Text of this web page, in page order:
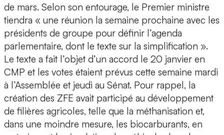
de mars. Selon son entourage, le Premier ministre
tiendra « une réunion la semaine prochaine avec les
présidents de groupe pour définir l’agenda
parlementaire, dont le texte sur la simplification ».
Le texte a fait l’objet d’un accord le 20 janvier en
CMP et les votes étaient prévus cette semaine mardi
à l’Assemblée et jeudi au Sénat. Pour rappel, la
création des ZFE avait participé au développement
de filières agricoles, telle que la méthanisation et,
dans une moindre mesure, les biocarburants, en